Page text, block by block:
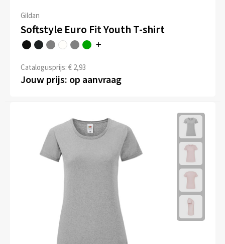
Gildan
Softstyle Euro Fit Youth T-shirt
Catalogusprijs: € 2,93
Jouw prijs: op aanvraag